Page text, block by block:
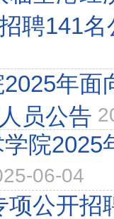
聘141名
年面
员公告
院2025
06-04
项公开招